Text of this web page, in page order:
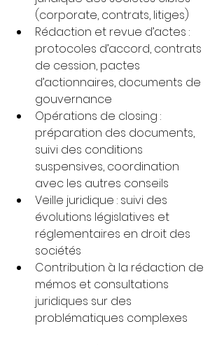
(corporate, contrats, litiges)
Rédaction et revue d’actes :
protocoles d’accord, contrats
de cession, pactes
d’actionnaires, documents de
gouvernance
Opérations de closing :
préparation des documents,
suivi des conditions
suspensives, coordination
avec les autres conseils
Veille juridique : suivi des
évolutions législatives et
réglementaires en droit des
sociétés
Contribution à la rédaction de
mémos et consultations
juridiques sur des
problématiques complexes